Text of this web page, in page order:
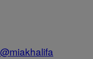
@miakhalifa